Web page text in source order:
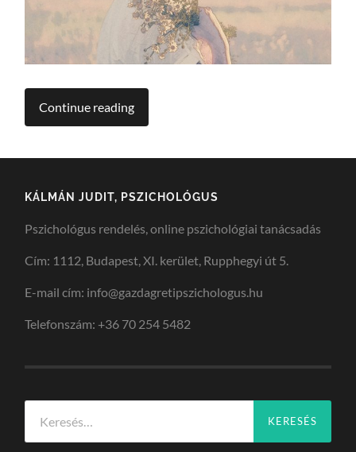
Continue reading
KÁLMÁN JUDIT, PSZICHOLÓGUS
Pszichológus rendelés, online pszichológiai tanácsadás
Cím: 1112, Budapest, XI. kerület, Rupphegyi út 5.
E-mail cím: info@gazdagretipszichologus.hu
Telefonszám: +36 70 254 5482